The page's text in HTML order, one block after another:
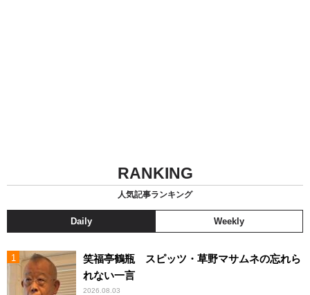
RANKING
人気記事ランキング
Daily Weekly
笑福亭鶴瓶 スピッツ・草野マサムネの忘れら
れない一言
2026.08.03